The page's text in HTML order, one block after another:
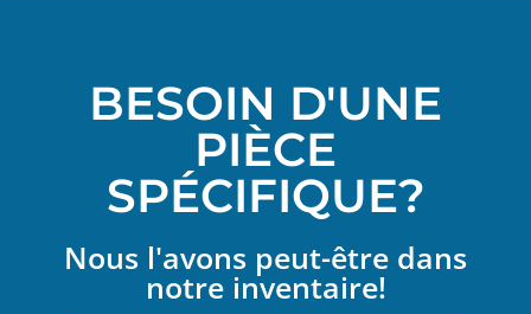
BESOIN D'UNE
PIÈCE
SPÉCIFIQUE?
Nous l'avons peut-être dans
notre inventaire!